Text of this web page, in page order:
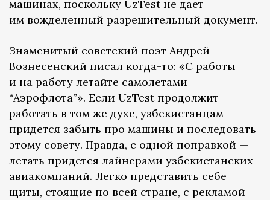
машинах, поскольку UzTest не дает
им вожделенный разрешительный документ.
Знаменитый советский поэт Андрей
Вознесенский писал когда-то: «С работы
и на работу летайте самолетами
“Аэрофлота”». Если UzTest продолжит
работать в том же духе, узбекистанцам
придется забыть про машины и последовать
этому совету. Правда, с одной поправкой —
летать придется лайнерами узбекистанских
авиакомпаний. Легко представить себе
щиты, стоящие по всей стране, с рекламой